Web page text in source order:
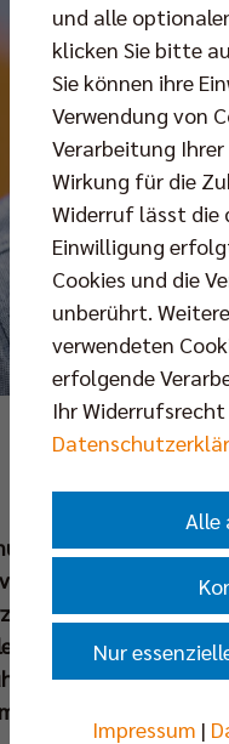
Foto:
sich die BR
und
um 16.45 Uhr, live bei
Düren ordnet
zollt der SVG
dritten Mal in Serie
und alle
klicken Sie bitte
Sie können ihre
Verwendung von
Verarbeitung
Wirkung für die
Widerruf lässt die
Einwilligung
Cookies und die
unberührt.
verwendeten
erfolgende
Ihr
Alle
Nur
Impressum |